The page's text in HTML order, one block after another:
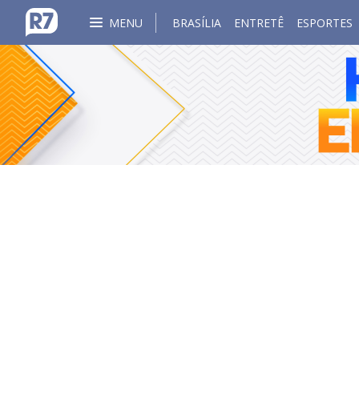
MENU BRASÍLIA ENTRETÊ ESPORTES